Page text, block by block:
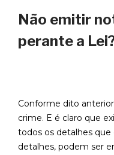
Não emitir
perante a
Conforme dito
crime. E é claro que
todos os detalhes
detalhes, podem ser